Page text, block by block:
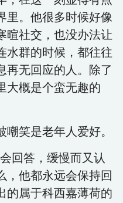
里。他很多时候好像
暄社交，也没办法让
水群的时候，都往往
再无回应的人。除了
大概是个蛮无趣的
笑是老年人爱好。
回答，缓慢而又认
，他都永远会保持回
的属于科西嘉薄荷的